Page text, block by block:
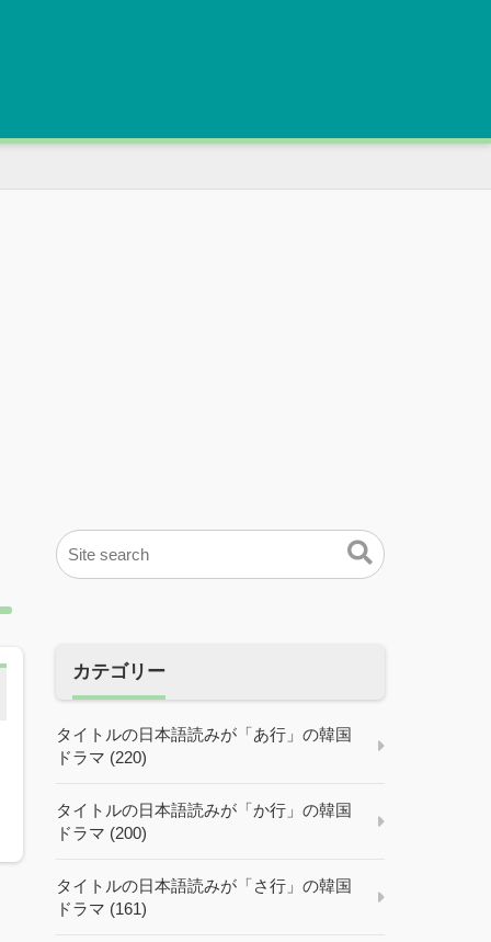
カテゴリー
タイトルの日本語読みが「あ行」の韓国
ドラマ (220)
タイトルの日本語読みが「か行」の韓国
ドラマ (200)
タイトルの日本語読みが「さ行」の韓国
ドラマ (161)